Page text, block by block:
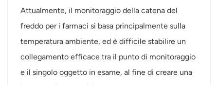
Attualmente, il monitoraggio della catena del
freddo per i farmaci si basa principalmente sulla
temperatura ambiente, ed è difficile stabilire un
collegamento efficace tra il punto di monitoraggio
e il singolo oggetto in esame, al fine di creare una